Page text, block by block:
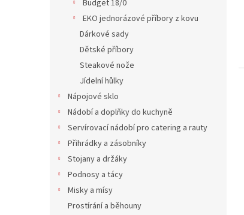
Budget 18/0
EKO jednorázové příbory z kovu
Dárkové sady
Dětské příbory
Steakové nože
Jídelní hůlky
Nápojové sklo
Nádobí a doplňky do kuchyně
Servírovací nádobí pro catering a rauty
Přihrádky a zásobníky
Stojany a držáky
Podnosy a tácy
Misky a mísy
Prostírání a běhouny